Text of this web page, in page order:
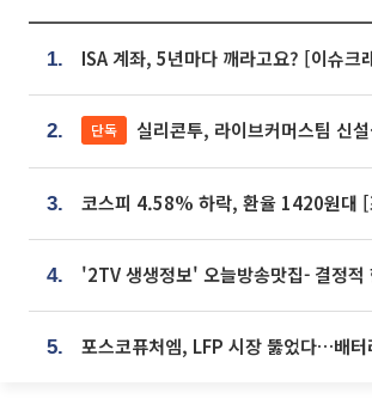
1. ISA 계좌, 5년마다 깨라고요? [이슈크
2. 단독 실리콘투, 라이브커머스팀 신설…K뷰티 ‘글로벌 판매망’
3. 코스피 4.58% 하락, 환율 1420원대
4.
5.